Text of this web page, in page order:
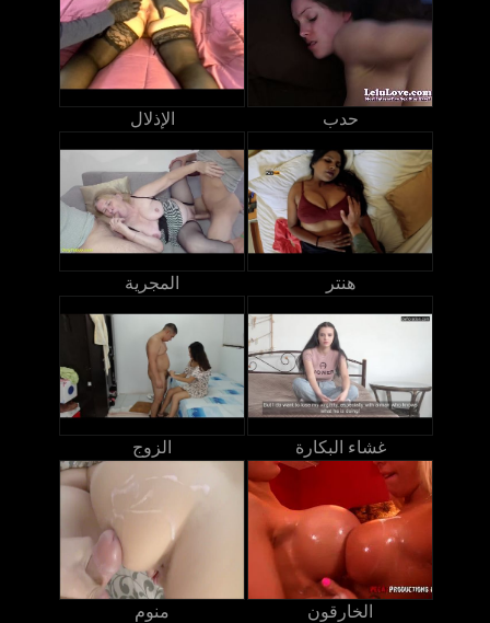
الإذلال حدب
المجرية هنتر
الزوج غشاء البكارة
منوم الخارقون